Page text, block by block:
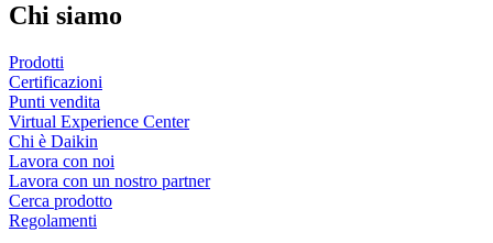
Chi siamo
Prodotti
Certificazioni
Punti vendita
Virtual Experience Center
Chi è Daikin
Lavora con noi
Lavora con un nostro partner
Cerca prodotto
Regolamenti